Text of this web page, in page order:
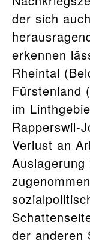
der sich
erkennen
Rheintal
Fürstenland
im
Rapperswil-
Verlust an
der anderen